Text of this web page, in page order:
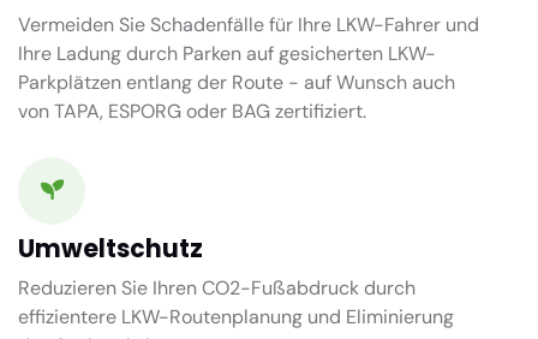
Vermeiden Sie Schadenfälle für Ihre LKW-Fahrer und
Ihre Ladung durch Parken auf gesicherten LKW-
Parkplätzen entlang der Route - auf Wunsch auch
von TAPA, ESPORG oder BAG zertifiziert.
Umweltschutz
Reduzieren Sie Ihren CO2-Fußabdruck durch
effizientere LKW-Routenplanung und Eliminierung